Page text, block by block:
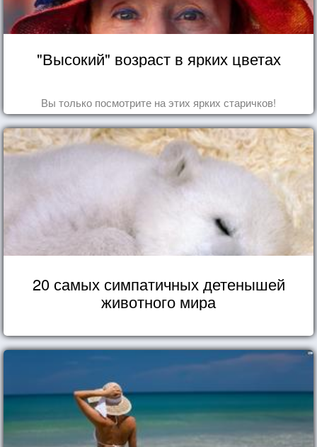
"Высокий" возраст в ярких цветах
Вы только посмотрите на этих ярких старичков!
20 самых симпатичных детенышей
животного мира